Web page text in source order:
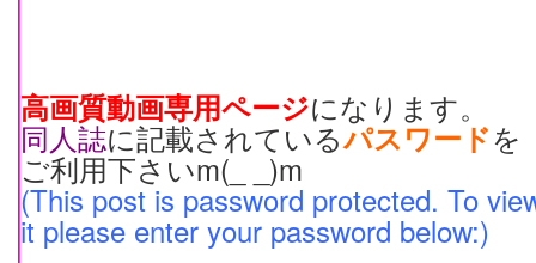
高画質動画専用ページになります。
同人誌に記載されているパスワードを
ご利用下さいm(_ _)m
(This post is password protected. To
it please enter your password below:)